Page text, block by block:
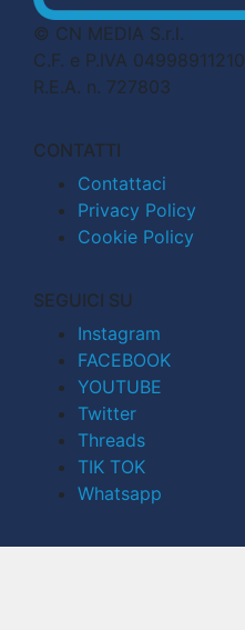
© CN MEDIA S.r.l.
C.F. e P.IVA 04998911210
R.E.A. n. 727803
CONTATTI
Contattaci
Privacy Policy
Cookie Policy
SEGUICI SU
Instagram
FACEBOOK
YOUTUBE
Twitter
Threads
TIK TOK
Whatsapp